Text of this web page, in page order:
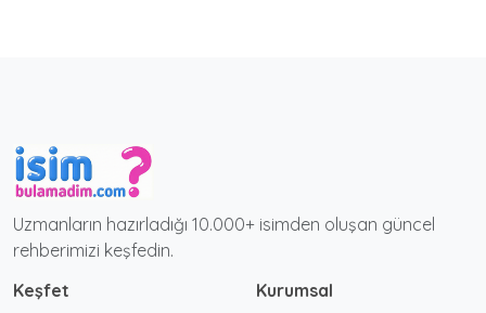
Uzmanların hazırladığı 10.000+ isimden oluşan güncel
rehberimizi keşfedin.
Keşfet
Kurumsal